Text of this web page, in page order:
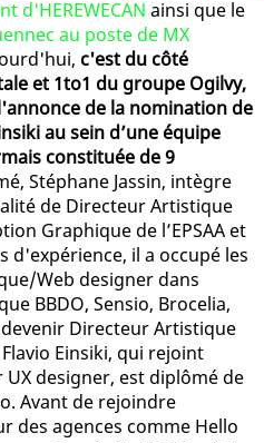
d'HEREWECAN ainsi que le
au poste de MX
c'est du côté
et 1to1 du groupe Ogilvy,
de la nomination de
au sein d’une équipe
constituée de 9
Stéphane Jassin, intègre
de Directeur Artistique
Graphique de l’EPSAA et
d'expérience, il a occupé les
Web designer dans
BBDO, Sensio, Brocelia,
Directeur Artistique
Einsiki, qui rejoint
designer, est diplômé de
Avant de rejoindre
des agences comme Hello